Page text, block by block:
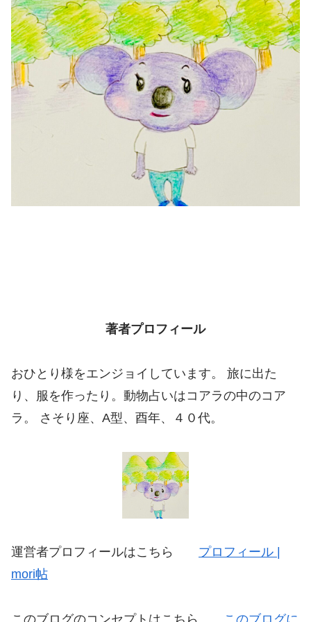
著者プロフィール
おひとり様をエンジョイしています。 旅に出た
り、服を作ったり。動物占いはコアラの中のコア
ラ。 さそり座、A型、酉年、４０代。
運営者プロフィールはこちら プロフィール |
mori帖
このブログのコンセプトはこちら このブログに